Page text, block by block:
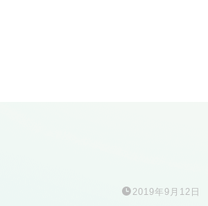
2019年9月12日